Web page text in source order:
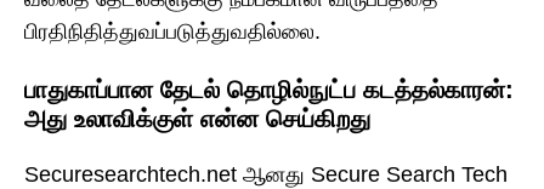
பிரதிநிதித்துவப்படுத்துவதில்லை.
பாதுகாப்பான தேடல் தொழில்நுட்ப கடத்தல்காரன்:
அது உலாவிக்குள் என்ன செய்கிறது
Securesearchtech.net ஆனது Secure Search Tech